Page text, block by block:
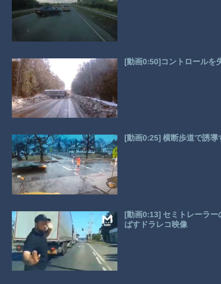
[動画0:50]コントロールを
[動画0:25] 横断歩道で誘
[動画0:13] セミトレーラ
ばすドラレコ映像